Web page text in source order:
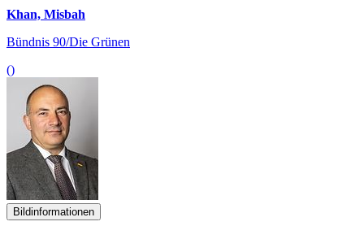
Khan, Misbah
Bündnis 90/Die Grünen
()
Bildinformationen